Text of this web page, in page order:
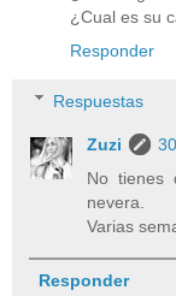
¿Cual es su
Responder
Respuestas
Zuzi
No tienes
nevera.
Varias
Responder